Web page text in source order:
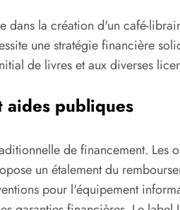
dans la création d'un café-
une stratégie financière
de livres et aux diverses
aides publiques
de financement. Les
un étalement du
pour l'équipement